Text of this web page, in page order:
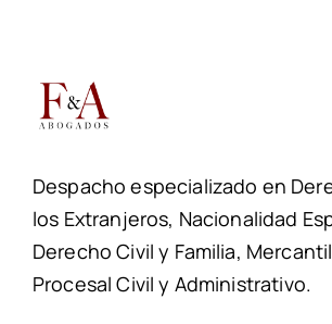
Despacho especializado en
los Extranjeros, Nacionalidad
Derecho Civil y Familia,
Procesal Civil y Administrativo.